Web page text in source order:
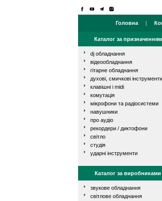
Головна |
Каталог за призначенням
dj обладнання
відеообладнання
гітарне обладнання
духові, смичкові інструменти
клавішні і midi
комутація
мікрофони та радіосистеми
навушники
про аудіо
рекордери / диктофони
світло
студія
ударні інструменти
Каталог за виробниками
звукове обладнання
світлове обладнання